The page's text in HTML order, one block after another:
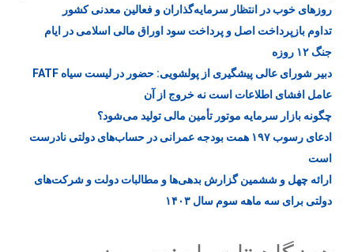
روزهای خوب در انتظار سرمایه‌گذاران و فعالین معدنی كشور
تداوم بازپرداخت اصل و پرداخت سود اوراق مالی اسلامی در ایام
جنگ ۱۲ روزه
دبیر شورای عالی پیشگیری از پولشویی: حضور در لیست سیاه FATF
عامل افشای اطلاعات است نه خروج از آن
چگونه بازار سرمایه موتور تأمین مالی تولید می‌شود؟
ادعای رسوب ۱۹۷ همت بودجه عمرانی در حساب‌های دولتی نادرست
است
ارائه چهل و ششمین گزارش بدهی‌ها و مطالبات دولت و شركت‌های
دولتی برای سه ماهه سوم سال ۱۴۰۳